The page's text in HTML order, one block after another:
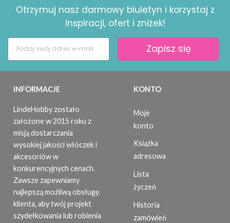
Otrzymuj nasz darmowy biuletyn i korzystaj z
inspiracji, ofert i zniżek!
Zapisz się
INFORMACJE
LindeHobby zostało
założone w 2015 roku z
misją dostarczania
wysokiej jakości włóczek i
akcesoriów w
konkurencyjnych cenach.
Zawsze zapewniamy
najlepszą możliwą obsługę
klienta, aby twój projekt
szydełkowania lub robienia
KONTO
Moje
konto
Książka
adresowa
Lista
życzeń
Historia
zamówień